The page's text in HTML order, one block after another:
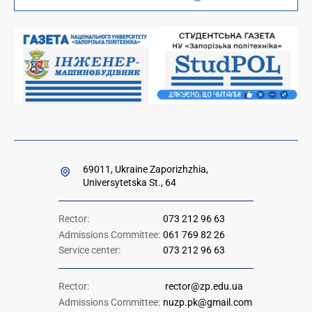
Ministry of Education and Science of Ukraine
Government hotline 1545
69011, Ukraine Zaporizhzhia,
Universytetska St., 64
Rector:
073 212 96 63
Admissions Committee: 061 769 82 26
Service center:
073 212 96 63
Rector:
rector@zp.edu.ua
Admissions Committee: nuzp.pk@gmail.com